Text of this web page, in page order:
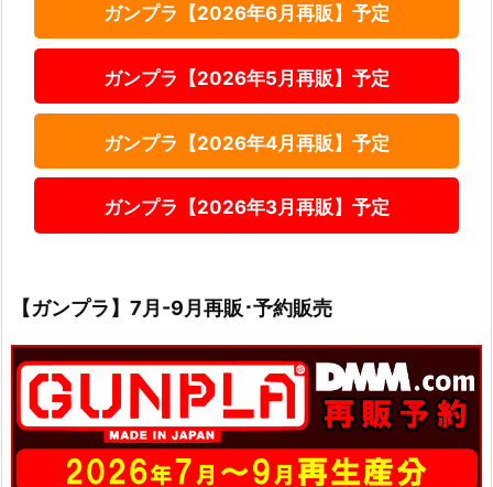
ガンプラ【2026年6月再販】予定
ガンプラ【2026年5月再販】予定
ガンプラ【2026年4月再販】予定
ガンプラ【2026年3月再販】予定
【ガンプラ】7月-9月再販･予約販売